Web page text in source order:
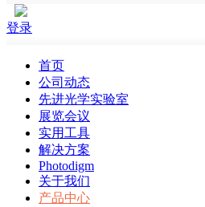
登录
首页
公司动态
先进光学实验室
展览会议
实用工具
解决方案
Photodigm
关于我们
产品中心